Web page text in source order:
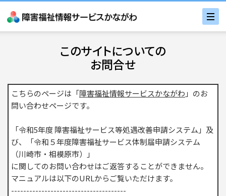
このサイトについての
お問合せ
こちらのページは「障害福祉情報サービスかながわ 」のお
問い合わせページです。
「令和5年度 障害福祉サービス等処遇改善申請システム」及
び、「令和５年度障害福祉サービス体制届申請システム
（川崎市・相模原市）」
に関してのお問い合わせはご返答することができません。
マニュアルは以下のURLからご覧いただけます。
--------------------------------------